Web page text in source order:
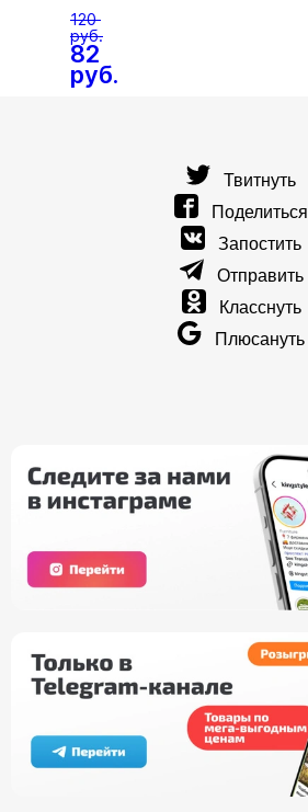
82
руб.
120
руб.
Твитнуть
Поделиться
Запостить
Отправить
Класснуть
Плюсануть